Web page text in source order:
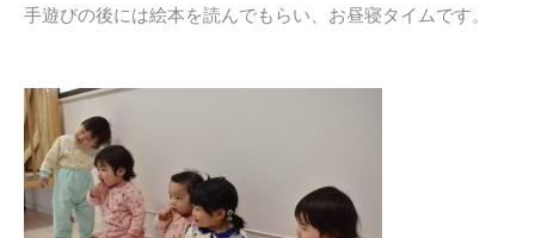
手遊びの後には絵本を読んでもらい、お昼寝タイムです。